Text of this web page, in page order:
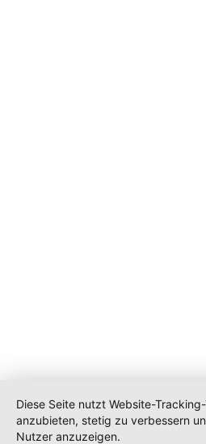
Diese Seite nutzt Website-
anzubieten, stetig zu verbessern
Nutzer anzuzeigen.